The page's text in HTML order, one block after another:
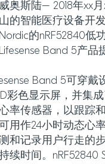
奥斯陆– 2018年xx
的智能医疗设备开
的nRF52840低
Band 5产品
Band 5可穿戴
彩色显示屏，并集
率传感器，以跟踪
用作24小时动态心
和记录用户行走的
续时间。nRF52840